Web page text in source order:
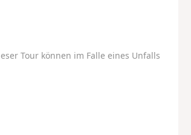
Tour können im Falle eines Unfalls